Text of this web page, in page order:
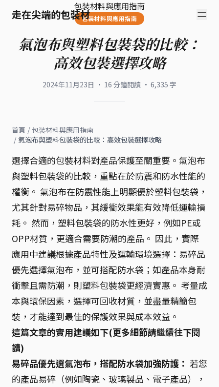
走在尖端的包裝材
包裝材料與應用指南
包裝材料與應用指南
氣泡布與塑料包裝袋的比較：
高效包裝選擇攻略
2024年11月23日 · 16 分鐘閱讀 · 6,335 字
首頁 / 包裝材料與應用指南
/ 氣泡布與塑料包裝袋的比較：高效包裝選擇攻略
選擇合適的包裝材料對產品保護至關重要。氣泡布
與塑料包裝袋的比較，重點在於防震和防水性能的
權衡。 氣泡布在防震性能上明顯優於塑料包裝袋，
尤其針對易碎物品，其緩衝效果能有效降低運輸損
耗。 然而，塑料包裝袋的防水性更好，例如PE或
OPP材質，更適合需要防潮的產品。 因此，實際
應用中建議根據產品特性及運輸環境選擇：易碎品
優先選擇氣泡布，並可搭配防水袋；如產品本身耐
衝擊且需防潮，則塑料包裝袋更經濟實惠。 考量成
本與環保因素，選擇可回收材質，並盡量精簡包
裝，才能達到最佳的保護效果與成本效益。
這篇文章的實用建議如下(更多細節請繼續往下閱
讀)
易碎品優先選氣泡布，搭配防水袋加強防護： 若您
的產品易碎（例如陶瓷、玻璃製品、電子產品），